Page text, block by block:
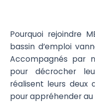
Pourquoi rejoindre
bassin d’emploi
Accompagnés par
pour décrocher
réalisent leurs deux
pour appréhender